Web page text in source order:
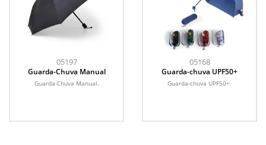
05197
Guarda-Chuva Manual
Guarda-Chuva Manual.
05168
Guarda-chuva UPF50+
Guarda-chuva UPF50+.